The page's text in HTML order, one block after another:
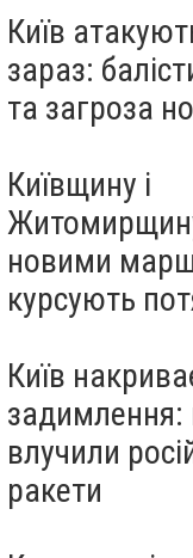
Київ
зараз:
та загроза
Київщину і
новими
курсують
Київ
задимлення:
влучили
ракети